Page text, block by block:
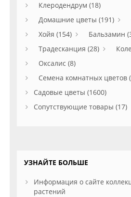
Клеродендрум (18)
Домашние цветы (191)
Хойя (154)
Бальзамин
Традесканция (28)
Оксалис (8)
Семена комнатных цветов
Садовые цветы (1600)
Сопутствующие товары (17)
УЗНАЙТЕ БОЛЬШЕ
Информация о сайте
растений